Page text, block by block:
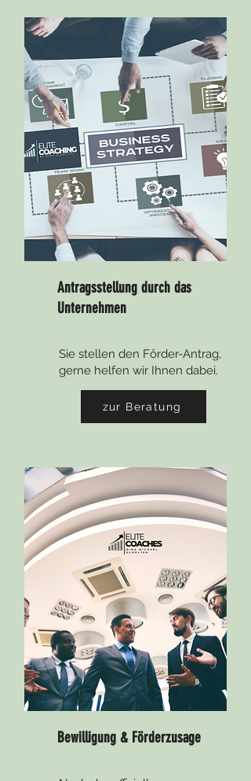
Antragsstellung durch das
Unternehmen
Sie stellen den Förder-Antrag,
gerne helfen wir Ihnen dabei.
zur Beratung
Bewilligung & Förderzusage